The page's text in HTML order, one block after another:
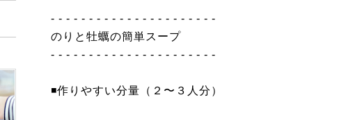
- - - - - - - - - - - - - - - - - - - - - -
のりと牡蠣の簡単スープ
- - - - - - - - - - - - - - - - - - - - - -
◾️作りやすい分量（２〜３人分）